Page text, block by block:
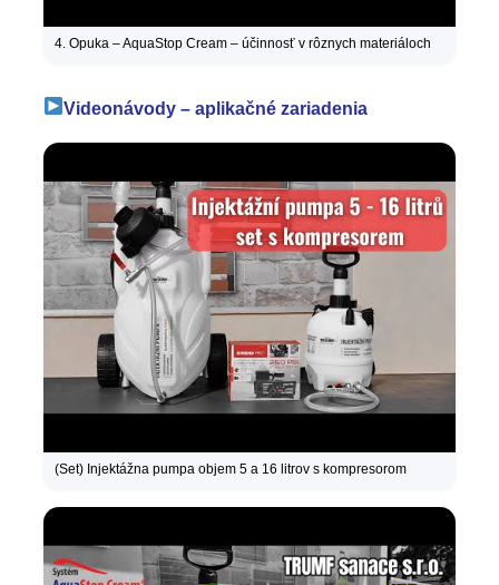
4. Opuka – AquaStop Cream – účinnosť v rôznych materiáloch
Videonávody – aplikačné zariadenia
(Set) Injektážna pumpa objem 5 a 16 litrov s kompresorom